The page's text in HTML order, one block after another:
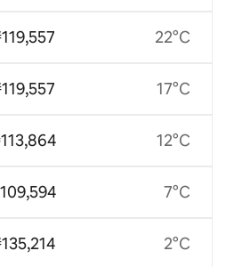
22°C
17°C
12°C
7°C
2°C